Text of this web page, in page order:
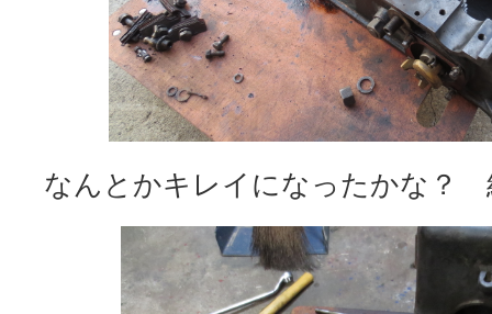
なんとかキレイになったかな？